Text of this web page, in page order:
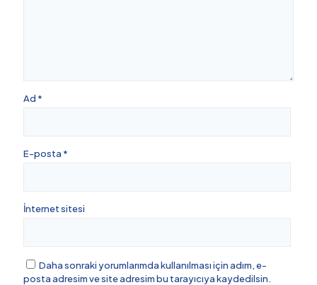
Ad *
E-posta *
İnternet sitesi
Daha sonraki yorumlarımda kullanılması için adım, e-
posta adresim ve site adresim bu tarayıcıya kaydedilsin.